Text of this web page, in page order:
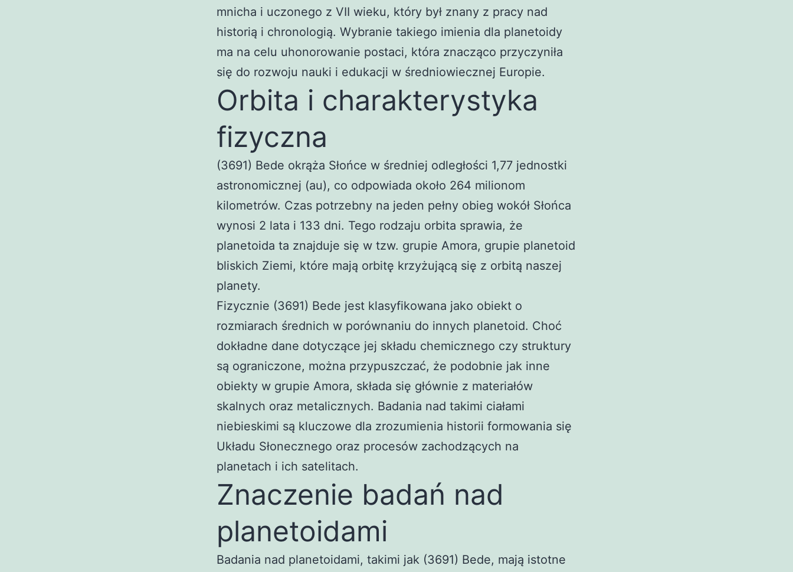
mnicha i uczonego z VII wieku, który był znany z pracy nad
historią i chronologią. Wybranie takiego imienia dla planetoidy
ma na celu uhonorowanie postaci, która znacząco przyczyniła
się do rozwoju nauki i edukacji w średniowiecznej Europie.
Orbita i charakterystyka
fizyczna
(3691) Bede okrąża Słońce w średniej odległości 1,77 jednostki
astronomicznej (au), co odpowiada około 264 milionom
kilometrów. Czas potrzebny na jeden pełny obieg wokół Słońca
wynosi 2 lata i 133 dni. Tego rodzaju orbita sprawia, że
planetoida ta znajduje się w tzw. grupie Amora, grupie planetoid
bliskich Ziemi, które mają orbitę krzyżującą się z orbitą naszej
planety.
Fizycznie (3691) Bede jest klasyfikowana jako obiekt o
rozmiarach średnich w porównaniu do innych planetoid. Choć
dokładne dane dotyczące jej składu chemicznego czy struktury
są ograniczone, można przypuszczać, że podobnie jak inne
obiekty w grupie Amora, składa się głównie z materiałów
skalnych oraz metalicznych. Badania nad takimi ciałami
niebieskimi są kluczowe dla zrozumienia historii formowania się
Układu Słonecznego oraz procesów zachodzących na
planetach i ich satelitach.
Znaczenie badań nad
planetoidami
Badania nad planetoidami, takimi jak (3691) Bede, mają istotne